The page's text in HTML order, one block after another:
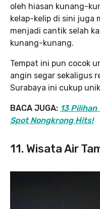
oleh hiasan kunang-
kelap-kelip di sini juga
menjadi cantik selah
kunang-kunang.
Tempat ini pun cocok
angin segar sekaligus
Surabaya ini cukup
BACA JUGA: 13
Spot Nongkrong Hits!
11. Wisata Air